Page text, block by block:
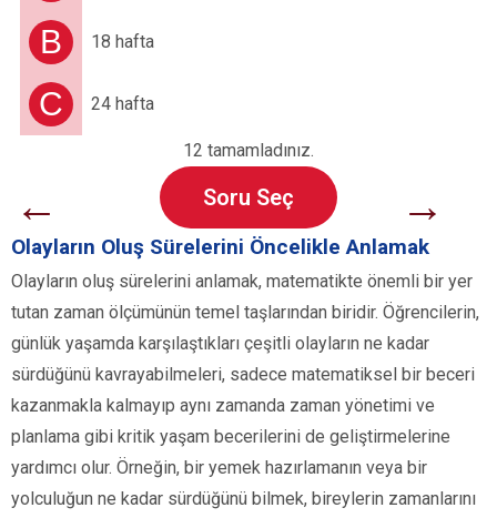
B 18 hafta
C 24 hafta
12 tamamladınız.
← Soru Seç →
Olayların Oluş Sürelerini Öncelikle Anlamak
Olayların oluş sürelerini anlamak, matematikte önemli bir yer
tutan zaman ölçümünün temel taşlarından biridir. Öğrencilerin,
günlük yaşamda karşılaştıkları çeşitli olayların ne kadar
sürdüğünü kavrayabilmeleri, sadece matematiksel bir beceri
kazanmakla kalmayıp aynı zamanda zaman yönetimi ve
planlama gibi kritik yaşam becerilerini de geliştirmelerine
yardımcı olur. Örneğin, bir yemek hazırlamanın veya bir
yolculuğun ne kadar sürdüğünü bilmek, bireylerin zamanlarını